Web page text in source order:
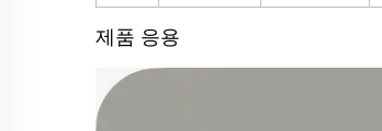
제품 응용